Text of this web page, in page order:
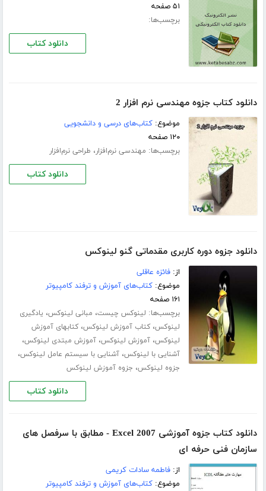
۵۱ صفحه
برچسب‌ها:
دانلود کتاب
دانلود کتاب جزوه مهندسی نرم افزار 2
موضوع:کتاب‌های درسی و دانشجویی
۱۲۰ صفحه
برچسب‌ها: مهندسی نرم‌افزار، طراحی نرم‌افزار
دانلود کتاب
دانلود جزوه دوره کاربری مقدماتی گنو لینوکس
از:فائزه عاقلی
موضوع:کتاب‌های آموزش و ترفند کامپیوتر
۱۶۱ صفحه
برچسب‌ها: لینوکس چیست، مبانی لینوکس، یادگیری
لینوکس،کتاب آموزش لینوکس،کتابهای آموزش
لینوکس،آموزش لینوکس،آموزش مبتدی لینوکس،
آشنایی با لینوکس،آشنایی با سیستم عامل لینوکس،
جزوه لینوکس، جزوه آموزش لینوکس
دانلود کتاب
دانلود کتاب جزوه آموزشی Excel 2007 - مطابق با سرفصل های
سازمان فنی حرفه ای
از:فاطمه سادات کریمی
موضوع:کتاب‌های آموزش و ترفند کامپیوتر